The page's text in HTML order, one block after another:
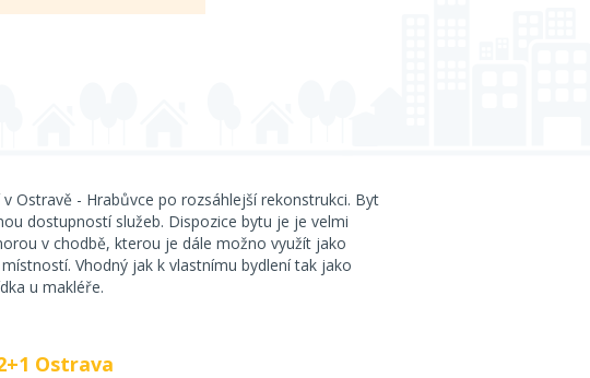
Ostravě - Hrabůvce po rozsáhlejší rekonstrukci. Byt
dostupností služeb. Dispozice bytu je je velmi
v chodbě, kterou je dále možno využít jako
Vhodný jak k vlastnímu bydlení tak jako
u makléře.
Ostrava